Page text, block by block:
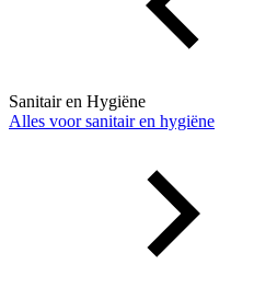
Sanitair en Hygiëne
Alles voor sanitair en hygiëne